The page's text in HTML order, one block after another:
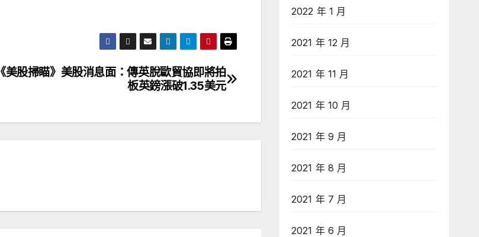
《美股掃瞄》美股消息面：傳英脫歐貿協即將拍
板英鎊漲破1.35美元
2022 年 1 月
2021 年 12 月
2021 年 11 月
2021 年 10 月
2021 年 9 月
2021 年 8 月
2021 年 7 月
2021 年 6 月